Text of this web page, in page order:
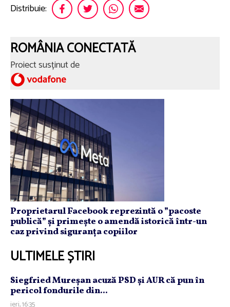
Distribuie:
ROMÂNIA CONECTATĂ
Proiect susținut de
Proprietarul Facebook reprezintă o ”pacoste
publică” și primește o amendă istorică într-un
caz privind siguranța copiilor
ULTIMELE ȘTIRI
Siegfried Mureşan acuză PSD şi AUR că pun în
pericol fondurile din...